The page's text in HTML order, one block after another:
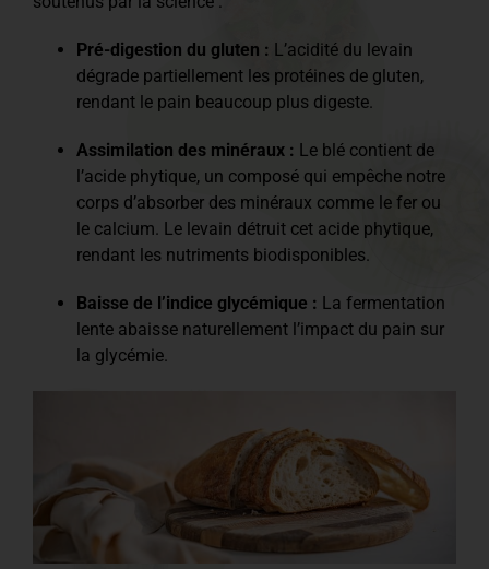
Pré-digestion du gluten : L’acidité du levain
dégrade partiellement les protéines de gluten,
rendant le pain beaucoup plus digeste.
Assimilation des minéraux : Le blé contient de
l’acide phytique, un composé qui empêche notre
corps d’absorber des minéraux comme le fer ou
le calcium. Le levain détruit cet acide phytique,
rendant les nutriments biodisponibles.
Baisse de l’indice glycémique : La fermentation
lente abaisse naturellement l’impact du pain sur
la glycémie.